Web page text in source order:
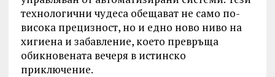
технологични чудеса обещават не само по-
висока прецизност, но и едно ново ниво на
хигиена и забавление, което превръща
обикновената вечеря в истинско
приключение.